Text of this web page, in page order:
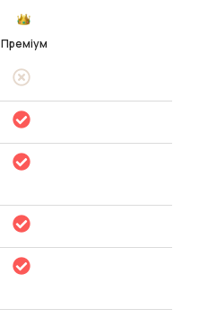
Преміум